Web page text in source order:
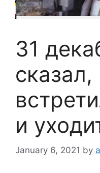
31
сказал,
и
January 6, 2021 by